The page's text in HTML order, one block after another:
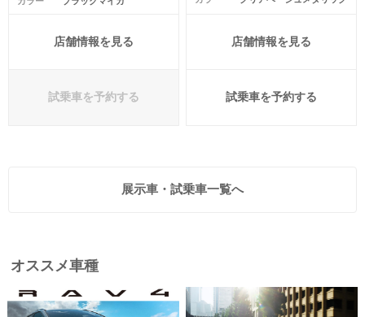
店舗情報を見る
試乗車を予約する
店舗情報を見る
試乗車を予約する
展示車・試乗車一覧へ
オススメ車種